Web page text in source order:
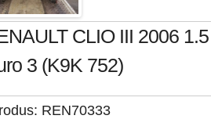
CLIO III 2006 1.5
3 (K9K 752)
REN70333